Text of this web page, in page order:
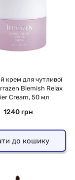
крем для чутливої
Blemish Relax
Cream, 50 мл
1240 грн
до кошику